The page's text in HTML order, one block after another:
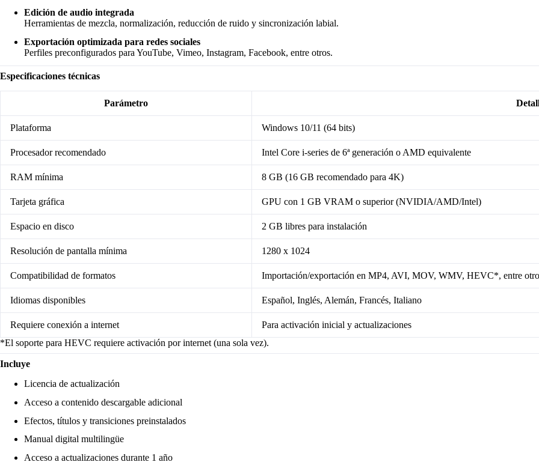
Edición de audio integrada
Herramientas de mezcla, normalización, reducción de ruido y sincronización labial.
Exportación optimizada para redes sociales
Perfiles preconfigurados para YouTube, Vimeo, Instagram, Facebook, entre otros.
Especificaciones técnicas
Parámetro
Plataforma Windows 10/11 (64 bits)
Procesador recomendado Intel Core i-series de 6ª generación o AMD equivalente
RAM mínima 8 GB (16 GB recomendado para 4K)
Tarjeta gráfica GPU con 1 GB VRAM o superior (NVIDIA/AMD/Intel)
Espacio en disco 2 GB libres para instalación
Resolución de pantalla mínima 1280 x 1024
Compatibilidad de formatos Importación/exportación en MP4, AVI, MOV, WMV, HEVC*, entre
Idiomas disponibles Español, Inglés, Alemán, Francés, Italiano
Requiere conexión a internet
Para activación inicial y actualizaciones
*El soporte para HEVC requiere activación por internet (una sola vez).
Incluye
Licencia de actualización
Acceso a contenido descargable adicional
Efectos, títulos y transiciones preinstalados
Manual digital multilingüe
Acceso a actualizaciones durante 1 año